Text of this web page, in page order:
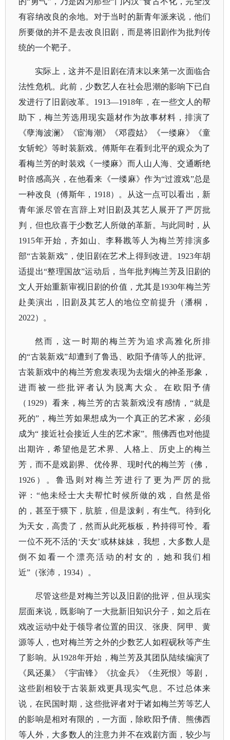
有容纳改良的余地。对于当时的新青年派来说，他们
所要做的并不是去改良旧剧，而是将旧剧作为批判传
统的一个靶子。
实际上，这并不是旧剧在清末以来第一次面临合
法性危机。此前，少数艺人在社会思潮的影响下已自
发进行了旧剧改革。 1913—1918年，在一些文人的帮
助下，梅兰芳选用现实题材作为故事材料，排演了
《孽海波澜》《宦海潮》《邓霞姑》《一缕麻》《童
女斩蛇》等时装新戏。傅斯年在看到北平的观众为了
看梅兰芳的时装戏《一缕麻》而人山人海、交通断绝
时倍感高兴，在他看来《一缕麻》作为“过渡戏”总是
一种改良（傅斯年，1918）。从这一点可以看出，新
青年派尽管在言辞上对旧剧及其艺人展开了严厉批
判，但也欣喜于少数艺人所做的革新。与此同时，从
1915年开始，齐如山、李释戡等人为梅兰芳排演多
部“古装新戏”，使旧剧在艺术上得到改进。1923年胡
适提出“整理国故”运动后，当年批判梅兰芳及旧剧的
文人开始重新审视旧剧的价值，尤其是1930年梅兰芳
赴美演出，旧剧及其艺人的地位空前提升（潘桐，
2022）。
然而，这一时期的梅兰芳为追求高雅化所排
的“古装新戏”却遭到了鲁迅、欧阳予倩等人的批评。
古装新戏中的梅兰芳愈发表现为去烟火的神圣形象，
进而被一些批评者认为脱离大众。在欧阳予倩
（1929）看来，梅兰芳的古装新戏没有感情，“就是
死的”，梅兰芳如果想成为一个真正的艺术家，必须
成为“ 接近社会接近人生的艺术家”。熊佛西也对他提
出期许，希望他是艺术界、人格上、历史上的梅兰
芳，而不是戏剧界、优伶界、现时代的梅兰芳（佛，
1926）。鲁迅则对梅兰芳进行了更为严厉的批
评：“他未经士大夫帮忙时候所做的戏，自然是俗
的，甚至于猥下，肮脏，但是泼剌，有生气。待到化
为天女，高贵了，然而从此死板板，矜持得可怜。看
一位不死不活的‘天女’或林妹妹，我想，大多数人是
倒不如看一个漂亮活动的村女的，她和我们相
近”（张沛，1934）。
尽管这些是对梅兰芳以及旧剧的批评，但从现实
层面来说，既影响了一大批新旧知识分子，如之后在
戏改运动中处于领导者位置的田汉、张庚、阿甲、黄
源等人，也对梅兰芳之外的少数艺人如程砚秋等产生
了影响。从1928年开始，梅兰芳及其团队陆续编演了
《凤还巢》《宇宙锋》《抗金兵》《生死恨》等剧，
这些剧相较于古装新戏更具现实气息。不过总体来
说，在民国时期，这些批评者对于诸如梅兰芳等艺人
的影响是相对有限的，一方面，除欧阳予倩、熊佛西
等人外，大多数人的注意力并不在戏剧方面，较少与